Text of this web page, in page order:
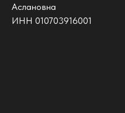
Аслановна
ИНН 010703916001